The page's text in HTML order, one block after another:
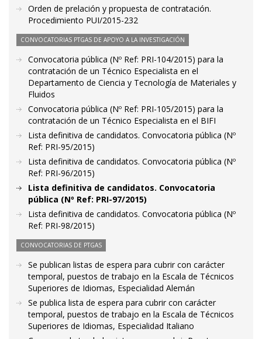
Orden de prelación y propuesta de contratación.
Procedimiento PUI/2015-232
CONVOCATORIAS PTGAS DE APOYO A LA INVESTIGACIÓN
Convocatoria pública (Nº Ref: PRI-104/2015) para la
contratación de un Técnico Especialista en el
Departamento de Ciencia y Tecnología de Materiales y
Fluidos
Convocatoria pública (Nº Ref: PRI-105/2015) para la
contratación de un Técnico Especialista en el BIFI
Lista definitiva de candidatos. Convocatoria pública (Nº
Ref: PRI-95/2015)
Lista definitiva de candidatos. Convocatoria pública (Nº
Ref: PRI-96/2015)
Lista definitiva de candidatos. Convocatoria
pública (Nº Ref: PRI-97/2015)
Lista definitiva de candidatos. Convocatoria pública (Nº
Ref: PRI-98/2015)
CONVOCATORIAS DE PTGAS
Se publican listas de espera para cubrir con carácter
temporal, puestos de trabajo en la Escala de Técnicos
Superiores de Idiomas, Especialidad Alemán
Se publica lista de espera para cubrir con carácter
temporal, puestos de trabajo en la Escala de Técnicos
Superiores de Idiomas, Especialidad Italiano